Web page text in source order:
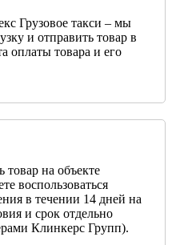
Грузовое такси – мы
и отправить товар в
оплаты товара и его
на объекте
воспользоваться
в течении 14 дней на
и срок отдельно
Клинкерс Групп).